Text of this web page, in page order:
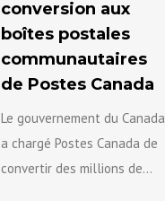
fondée sur...
conversion aux
boîtes postales
communautaires
de Postes Canada
Le gouvernement du Canada
a chargé Postes Canada de
convertir des millions de